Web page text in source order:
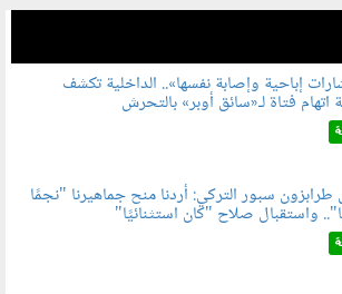
إباحية وإصابة نفسها».. الداخلية تكشف
اتهام فتاة لـ«سائق أوبر» بالتحرش
سبور التركي: أردنا منح جماهيرنا "نجمًا
واستقبال صلاح "كان استثنائيًا"